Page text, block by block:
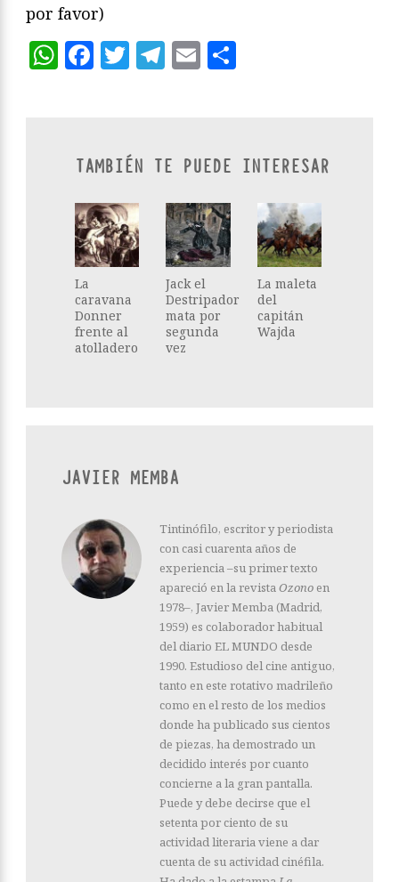
por favor)
WhatsApp
Facebook
Twitter
Telegram
Email
TAMBIÉN TE PUEDE INTERESAR
La
caravana
Donner
frente al
atolladero
Jack el
Destripador
mata por
segunda
vez
La maleta
del
capitán
Wajda
JAVIER MEMBA
Tintinófilo, escritor y periodista
con casi cuarenta años de
experiencia –su primer texto
apareció en la revistaOzono en
1978–, Javier Memba (Madrid,
1959) es colaborador habitual
del diario EL MUNDO desde
1990. Estudioso del cine antiguo,
tanto en este rotativo madrileño
como en el resto de los medios
donde ha publicado sus cientos
de piezas, ha demostrado un
decidido interés por cuanto
concierne a la gran pantalla.
Puede y debe decirse que el
setenta por ciento de su
actividad literaria viene a dar
cuenta de su actividad cinéfila.